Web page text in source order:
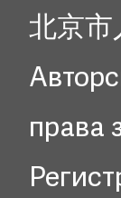
北京市
права